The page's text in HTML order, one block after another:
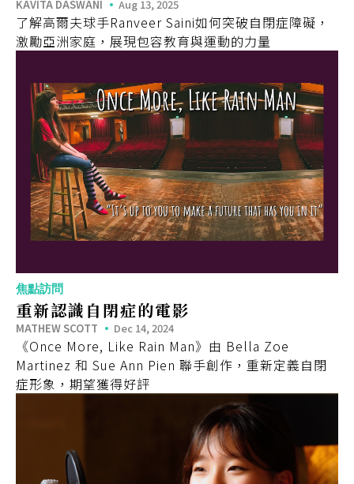
KAVITA DASWANI Aug 13, 2025
了解高爾夫球手Ranveer Saini如何突破自閉症障礙，
激勵亞洲家庭，展現包容教育與運動的力量
焦點訪問
重新認識自閉症的電影
MATHEW SCOTT Dec 14, 2024
《Once More, Like Rain Man》由 Bella Zoe
Martinez 和 Sue Ann Pien 聯手創作，重新定義自閉
症形象，期望獲得好評